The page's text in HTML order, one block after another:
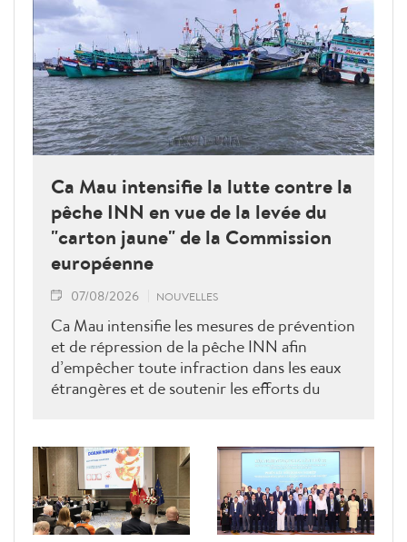
Ca Mau intensifie la lutte contre la
pêche INN en vue de la levée du
"carton jaune" de la Commission
européenne
07/08/2026 NOUVELLES
Ca Mau intensifie les mesures de prévention
et de répression de la pêche INN afin
d’empêcher toute infraction dans les eaux
étrangères et de soutenir les efforts du